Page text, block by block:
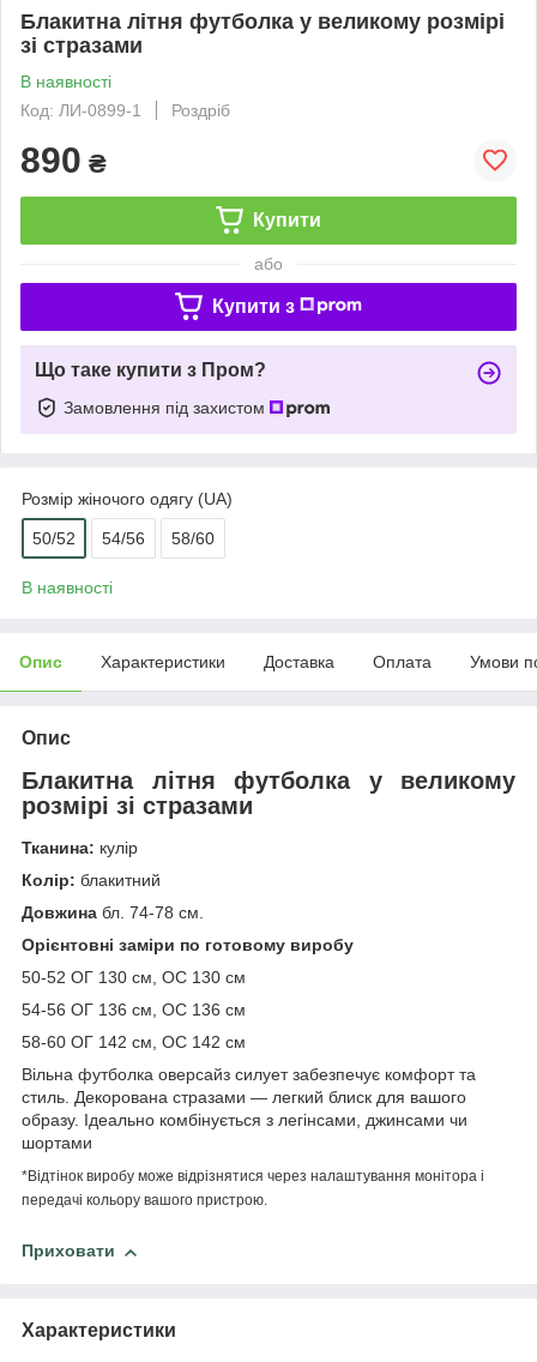
Блакитна літня футболка у великому розмірі
зі стразами
В наявності
Код: ЛИ-0899-1
Роздріб
890 ₴
Купити
або
Купити з
Що таке купити з Пром?
Замовлення під захистом
Розмір жіночого одягу (UA)
50/52 54/56 58/60
В наявності
Опис Характеристики Доставка Оплата Умови
Опис
Блакитна літня футболка у великому
розмірі зі стразами
Тканина: кулір
Колір: блакитний
Довжина бл. 74-78 см.
Орієнтовні заміри по готовому виробу
50-52 ОГ 130 см, ОС 130 см
54-56 ОГ 136 см, ОС 136 см
58-60 ОГ 142 см, ОС 142 см
Вільна футболка оверсайз силует забезпечує комфорт та
стиль. Декорована стразами — легкий блиск для вашого
образу. Ідеально комбінується з легінсами, джинсами чи
шортами
*Відтінок виробу може відрізнятися через налаштування монітора і
передачі кольору вашого пристрою.
Приховати
Характеристики